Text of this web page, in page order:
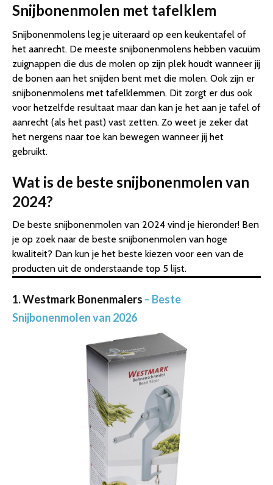
Snijbonenmolen met tafelklem
Snijbonenmolens leg je uiteraard op een keukentafel of
het aanrecht. De meeste snijbonenmolens hebben vacuüm
zuignappen die dus de molen op zijn plek houdt wanneer jij
de bonen aan het snijden bent met die molen. Ook zijn er
snijbonenmolens met tafelklemmen. Dit zorgt er dus ook
voor hetzelfde resultaat maar dan kan je het aan je tafel of
aanrecht (als het past) vast zetten. Zo weet je zeker dat
het nergens naar toe kan bewegen wanneer jij het
gebruikt.
Wat is de beste snijbonenmolen van
2024?
De beste snijbonenmolen van 2024 vind je hieronder! Ben
je op zoek naar de beste snijbonenmolen van hoge
kwaliteit? Dan kun je het beste kiezen voor een van de
producten uit de onderstaande top 5 lijst.
1. Westmark Bonenmalers – Beste
Snijbonenmolen van 2026